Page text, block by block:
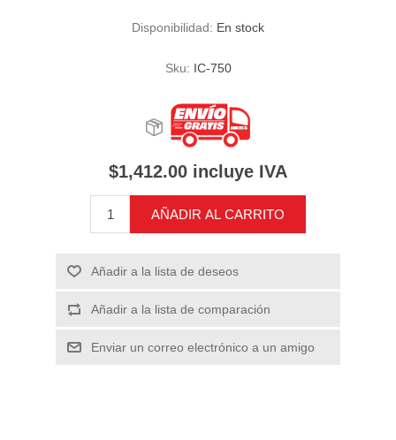
Disponibilidad: En stock
Sku: IC-750
$1,412.00 incluye IVA
AÑADIR AL CARRITO
Añadir a la lista de deseos
Añadir a la lista de comparación
Enviar un correo electrónico a un amigo